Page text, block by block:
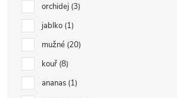
orchidej 3
jablko 1
mužné 20
kouř 8
ananas 1